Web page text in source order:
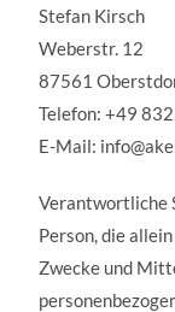
Stefan Kirsch
Weberstr. 12
87561
Telefon: +49
E-Mail:
Verantwortliche
Person, die
Zwecke und